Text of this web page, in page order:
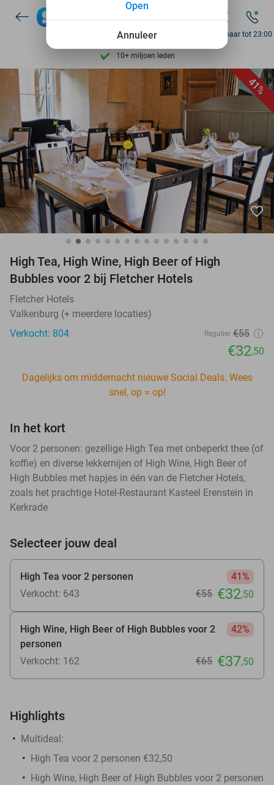
Ontdek 15.000+ deals
7 dagen per week beschikbaar
10+ miljoen leden
op basis van 206.071 reviews
Ontdek 15.000+ deals
7 dagen per week beschikbaar
10+ miljoen leden
Bereikbaar tot 23:00
41%
favorite_border
High Tea, High Wine, High Beer of High
Bubbles voor 2 bij Fletcher Hotels
Fletcher Hotels
Valkenburg (+ meerdere locaties)
Verkocht: 804
Regulier €55
€32,50
Dagelijks om middernacht nieuwe Social Deals. Wees
snel, op = op!
In het kort
Voor 2 personen: gezellige High Tea met onbeperkt thee (of
koffie) en diverse lekkernijen of High Wine, High Beer of
High Bubbles met hapjes in één van de Fletcher Hotels,
zoals het prachtige Hotel-Restaurant Kasteel Erenstein in
Kerkrade
Selecteer jouw deal
High Tea voor 2 personen
41%
Verkocht: 643
€55 €32,50
High Wine, High Beer of High Bubbles voor 2
personen
42%
Verkocht: 162 €65 €37,50
Highlights
Multideal:
High Tea voor 2 personen €32,50
High Wine, High Beer of High Bubbles voor 2 personen
Annuleer
Open